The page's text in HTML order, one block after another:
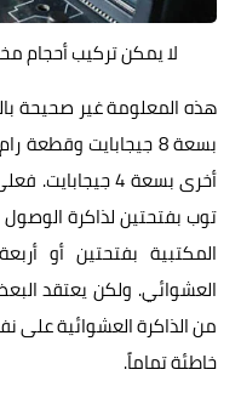
لا يمكن تركيب أحجام
هذه المعلومة غير صحيحة
أخرى بسعة 4
توب بفتحتين لذاكرة الوصول
المكتبية بفتحتين أو
العشوائي. ولكن يعتقد
من الذاكرة العشوائية
خاطئة تماماً.